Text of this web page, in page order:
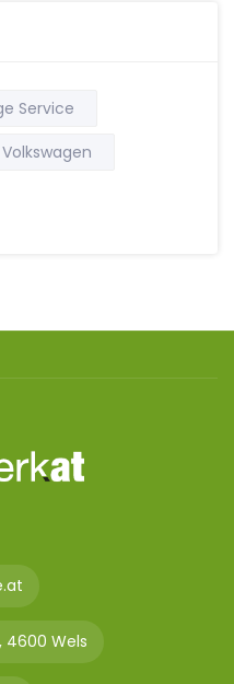
Service
Volkswagen
4600 Wels